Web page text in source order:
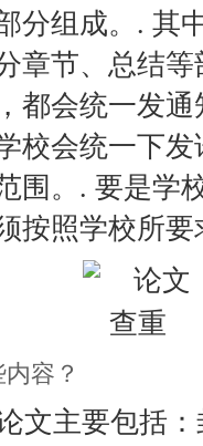
分组成。. 其
章节、总结
都会统一发
校会统一下
围。. 要是学
按照学校所
容？
文主要包括